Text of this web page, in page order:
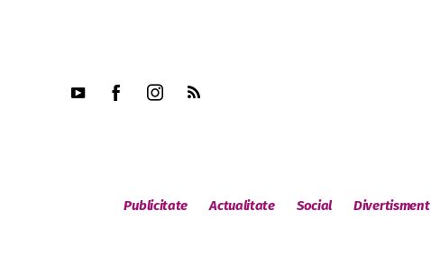
Publicitate Actualitate Social Divertisment